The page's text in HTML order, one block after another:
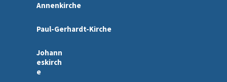
Annenkirche
Paul-Gerhardt-Kirche
Johann
eskirch
e